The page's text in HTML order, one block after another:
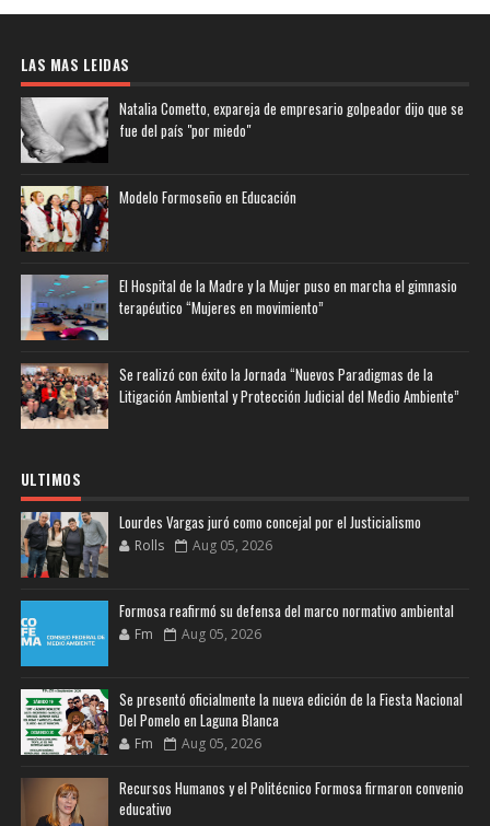
LAS MAS LEIDAS
Natalia Cometto, expareja de empresario golpeador dijo que se
fue del país "por miedo"
Modelo Formoseño en Educación
El Hospital de la Madre y la Mujer puso en marcha el gimnasio
terapéutico “Mujeres en movimiento”
Se realizó con éxito la Jornada “Nuevos Paradigmas de la
Litigación Ambiental y Protección Judicial del Medio Ambiente”
ULTIMOS
Lourdes Vargas juró como concejal por el Justicialismo
Rolls Aug 05, 2026
Formosa reafirmó su defensa del marco normativo ambiental
Fm Aug 05, 2026
Se presentó oficialmente la nueva edición de la Fiesta Nacional
Del Pomelo en Laguna Blanca
Fm Aug 05, 2026
Recursos Humanos y el Politécnico Formosa firmaron convenio
educativo